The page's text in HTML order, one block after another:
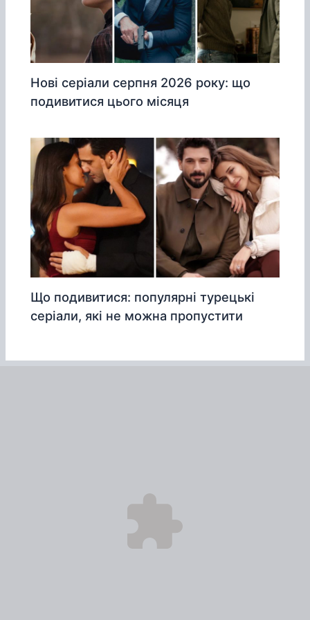
Нові серіали серпня 2026 року: що
подивитися цього місяця
Що подивитися: популярні турецькі
серіали, які не можна пропустити